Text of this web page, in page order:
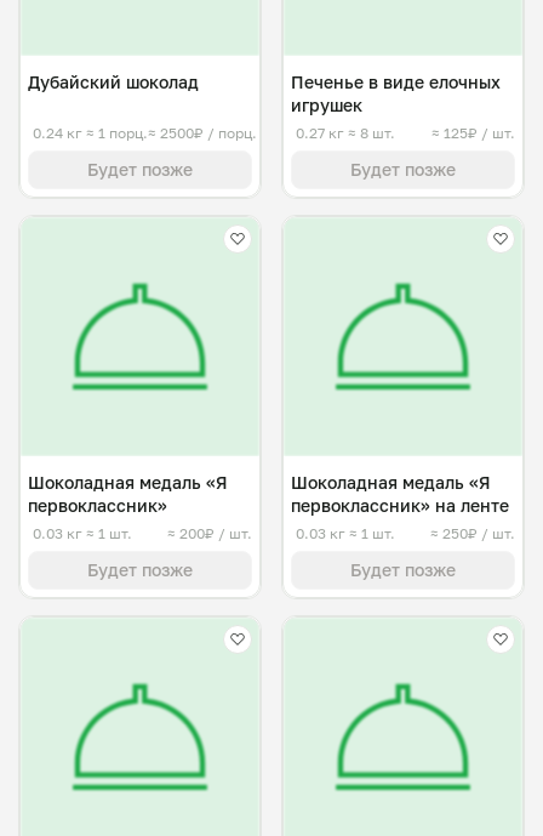
Дубайский шоколад
0.24 кг ≈ 1 порц.≈ 2500₽ / порц.
Будет позже
Печенье в виде елочных
игрушек
0.27 кг ≈ 8 шт. ≈ 125₽ / шт.
Будет позже
Шоколадная медаль «Я
первоклассник»
0.03 кг ≈ 1 шт. ≈ 200₽ / шт.
Будет позже
Шоколадная медаль «Я
первоклассник» на ленте
0.03 кг ≈ 1 шт. ≈ 250₽ / шт.
Будет позже